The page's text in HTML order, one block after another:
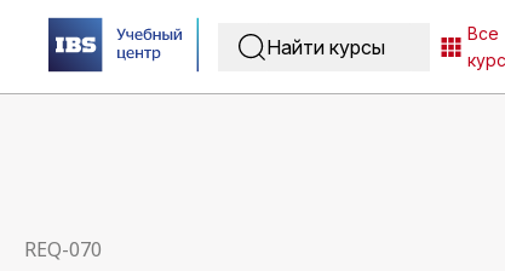
Все
REQ-070